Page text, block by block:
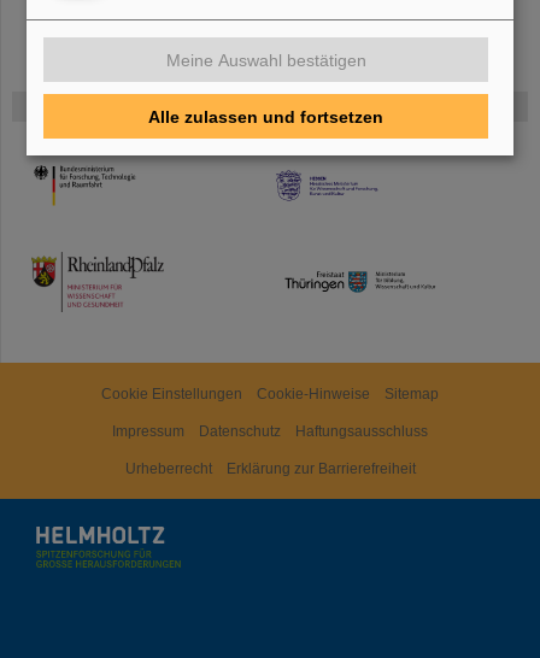
Gefördert von
HMWK
TMWWDG
Cookie Einstellungen Cookie-Hinweise Sitemap
Impressum Datenschutz Haftungsausschluss
Urheberrecht Erklärung zur Barrierefreiheit
Meine Auswahl bestätigen
Alle zulassen und fortsetzen